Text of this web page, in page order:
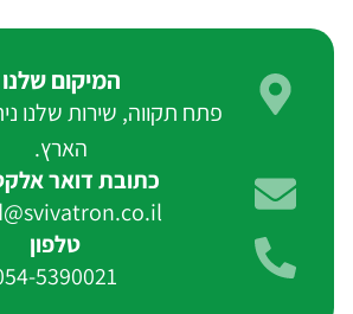
המיקום שלנו
פתח תקווה, שירות שלנו
הארץ.
כתובת דואר
טלפון
5390021